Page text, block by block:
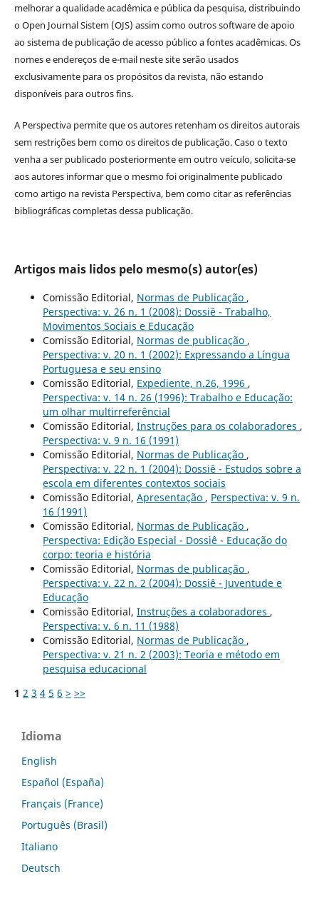
melhorar a qualidade acadêmica e pública da pesquisa, distribuindo
o Open Journal Sistem (OJS) assim como outros software de apoio
ao sistema de publicação de acesso público a fontes acadêmicas. Os
nomes e endereços de e-mail neste site serão usados
exclusivamente para os propósitos da revista, não estando
disponíveis para outros fins.
A Perspectiva permite que os autores retenham os direitos autorais
sem restrições bem como os direitos de publicação. Caso o texto
venha a ser publicado posteriormente em outro veículo, solicita-se
aos autores informar que o mesmo foi originalmente publicado
como artigo na revista Perspectiva, bem como citar as referências
bibliográficas completas dessa publicação.
Artigos mais lidos pelo mesmo(s) autor(es)
Comissão Editorial, Normas de Publicação ,
Perspectiva: v. 26 n. 1 (2008): Dossiê - Trabalho,
Movimentos Sociais e Educação
Comissão Editorial, Normas de publicação ,
Perspectiva: v. 20 n. 1 (2002): Expressando a Língua
Portuguesa e seu ensino
Comissão Editorial, Expediente, n.26, 1996 ,
Perspectiva: v. 14 n. 26 (1996): Trabalho e Educação:
um olhar multirreferêncial
Comissão Editorial, Instruções para os colaboradores ,
Perspectiva: v. 9 n. 16 (1991)
Comissão Editorial, Normas de Publicação ,
Perspectiva: v. 22 n. 1 (2004): Dossiê - Estudos sobre a
escola em diferentes contextos sociais
Comissão Editorial, Apresentação , Perspectiva: v. 9 n.
16 (1991)
Comissão Editorial, Normas de Publicação ,
Perspectiva: Edição Especial - Dossiê - Educação do
corpo: teoria e história
Comissão Editorial, Normas de publicação ,
Perspectiva: v. 22 n. 2 (2004): Dossiê - Juventude e
Educação
Comissão Editorial, Instruções a colaboradores ,
Perspectiva: v. 6 n. 11 (1988)
Comissão Editorial, Normas de Publicação ,
Perspectiva: v. 21 n. 2 (2003): Teoria e método em
pesquisa educacional
1 2 3 4 5 6 > >>
Idioma
English
Español (España)
Français (France)
Português (Brasil)
Italiano
Deutsch